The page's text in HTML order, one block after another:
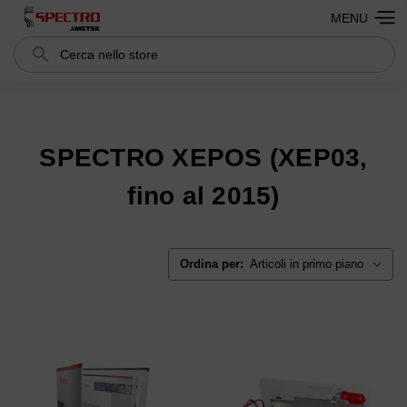
Cerca Search
MENU
SPECTRO XEPOS (XEP03,
fino al 2015)
Ordina per: